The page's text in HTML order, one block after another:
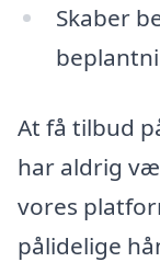
Skaber
At få tilbud
har aldrig
vores
pålidelige